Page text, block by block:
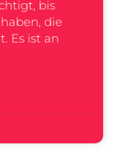
bis
die
Es ist an